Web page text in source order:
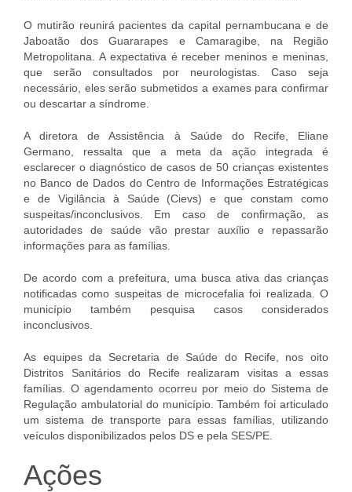
O mutirão reunirá pacientes da capital pernambucana e de
Jaboatão dos Guararapes e Camaragibe, na Região
Metropolitana. A expectativa é receber meninos e meninas,
que serão consultados por neurologistas. Caso seja
necessário, eles serão submetidos a exames para confirmar
ou descartar a síndrome.
A diretora de Assistência à Saúde do Recife, Eliane
Germano, ressalta que a meta da ação integrada é
esclarecer o diagnóstico de casos de 50 crianças existentes
no Banco de Dados do Centro de Informações Estratégicas
e de Vigilância à Saúde (Cievs) e que constam como
suspeitas/inconclusivos. Em caso de confirmação, as
autoridades de saúde vão prestar auxílio e repassarão
informações para as famílias.
De acordo com a prefeitura, uma busca ativa das crianças
notificadas como suspeitas de microcefalia foi realizada. O
município também pesquisa casos considerados
inconclusivos.
As equipes da Secretaria de Saúde do Recife, nos oito
Distritos Sanitários do Recife realizaram visitas a essas
famílias. O agendamento ocorreu por meio do Sistema de
Regulação ambulatorial do município. Também foi articulado
um sistema de transporte para essas famílias, utilizando
veículos disponibilizados pelos DS e pela SES/PE.
Ações